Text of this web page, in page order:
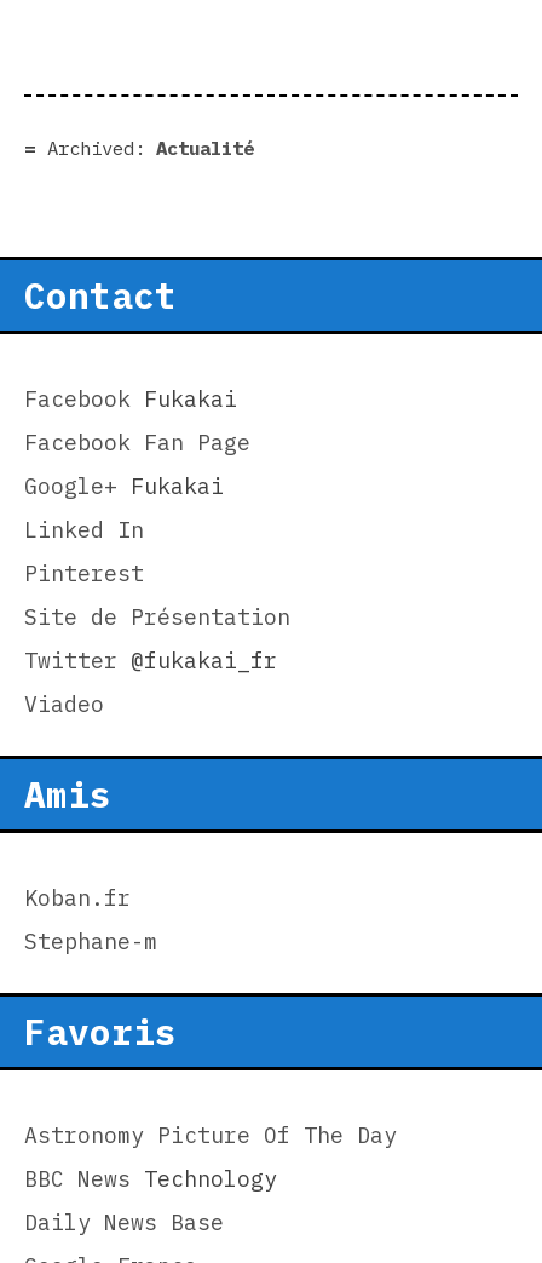
Archived: Actualité
Contact
Facebook Fukakai
Facebook Fan Page
Google+ Fukakai
Linked In
Pinterest
Site de Présentation
Twitter @fukakai_fr
Viadeo
Amis
Koban.fr
Stephane-m
Favoris
Astronomy Picture Of The Day
BBC News Technology
Daily News Base